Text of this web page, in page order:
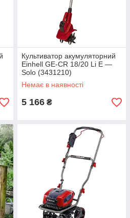
Культиватор акумуляторний
Einhell GE-CR 18/20 Li E —
Solo (3431210)
Немає в наявності
5 166 ₴